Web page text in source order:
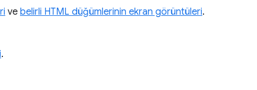
ve belirli HTML düğümlerinin ekran görüntüleri.
.